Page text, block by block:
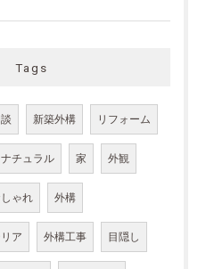
Tags
新築外構 リフォーム
ナチュラル 家 外観
ゃれ 外構
ア 外構工事 目隠し